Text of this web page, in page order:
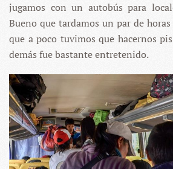
jugamos con un autobús para
Bueno que tardamos un par de
que a poco tuvimos que hacernos
demás fue bastante entretenido.